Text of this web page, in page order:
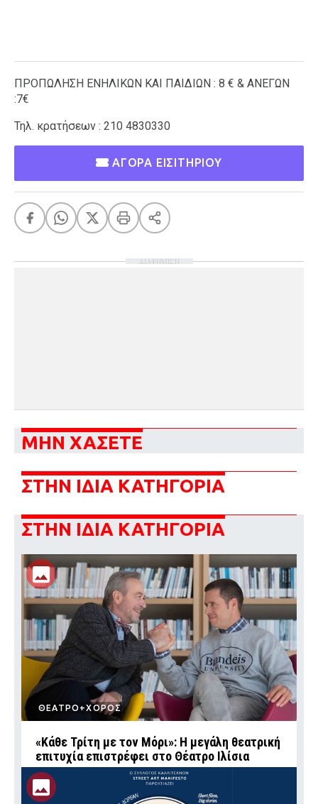
ΠΡΟΠΩΛΗΣΗ ΕΝΗΛΙΚΩΝ ΚΑΙ ΠΑΙΔΙΩΝ : 8 € & ΑΝΕΓΩΝ
:7€
Τηλ. κρατήσεων : 210 4830330
ΑΓΟΡΑ ΕΙΣΙΤΗΡΙΟΥ
ΔΙΑΦΗΜΙΣΗ
ΜΗΝ ΧΑΣΕΤΕ
ΣΤΗΝ ΙΔΙΑ ΚΑΤΗΓΟΡΙΑ
ΣΤΗΝ ΙΔΙΑ ΚΑΤΗΓΟΡΙΑ
ΘΕΑΤΡΟ+ΧΟΡΟΣ
«Κάθε Τρίτη με τον Μόρι»: Η μεγάλη θεατρική
επιτυχία επιστρέφει στο Θέατρο Ιλίσια